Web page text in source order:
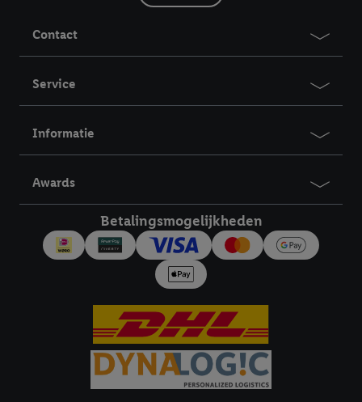
Contact
Service
Informatie
Awards
Betalingsmogelijkheden